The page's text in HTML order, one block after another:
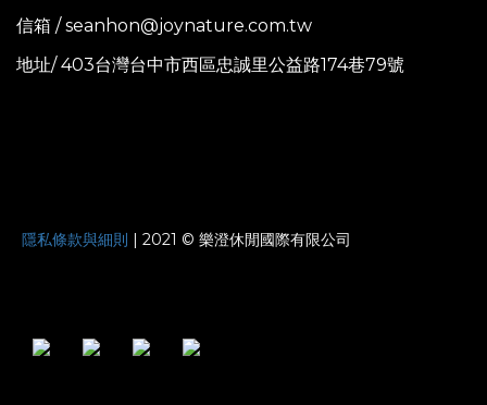
信箱 / seanhon@joynature.com.tw
地址/ 403台灣台中市西區忠誠里公益路174巷79號
隱私條款與細則 | 2021 © 樂澄休閒國際有限公司